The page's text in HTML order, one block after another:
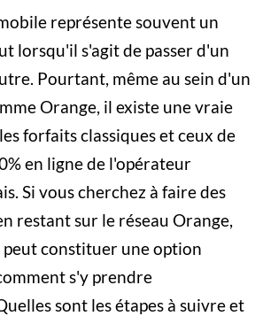
représente souvent un
lorsqu'il s'agit de passer d'un
Pourtant, même au sein d'un
Orange, il existe une vraie
forfaits classiques et ceux de
en ligne de l'opérateur
Si vous cherchez à faire des
restant sur le réseau Orange,
peut constituer une option
s'y prendre
sont les étapes à suivre et